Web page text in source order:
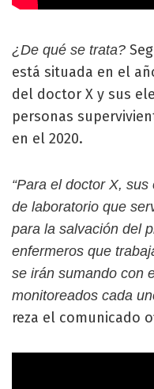
¿De qué se trata?
está situada en el
del doctor X y sus
personas
en el 2020.
“Para el doctor X,
de laboratorio que
para la salvación del
enfermeros que
se irán sumando con
monitoreados cada
reza el comunicado